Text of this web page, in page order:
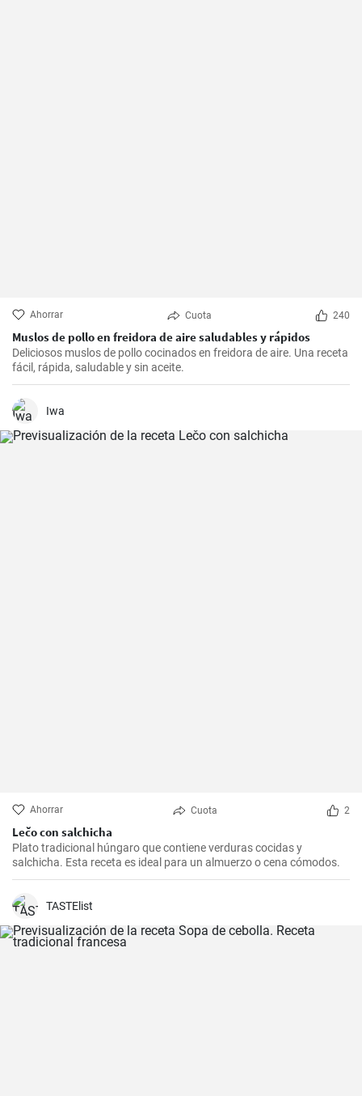
Ahorrar Cuota 240
Muslos de pollo en freidora de aire saludables y rápidos
Deliciosos muslos de pollo cocinados en freidora de aire. Una receta
fácil, rápida, saludable y sin aceite.
Iwa
Ahorrar Cuota 2
Lečo con salchicha
Plato tradicional húngaro que contiene verduras cocidas y
salchicha. Esta receta es ideal para un almuerzo o cena cómodos.
TASTElist